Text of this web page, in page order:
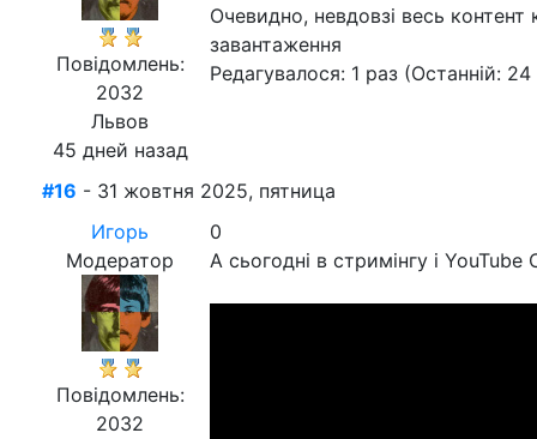
Повідомлень:
2032
Львов
45 дней назад
Очевидно, невдовзі весь
завантаження
Редагувалося: 1 раз (Останній:
#16 - 31 жовтня 2025, пятница
Игорь
Модератор
Повідомлень:
2032
0
А сьогодні в стримінгу і